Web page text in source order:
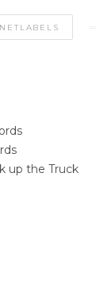
NETLABELS
up the Truck